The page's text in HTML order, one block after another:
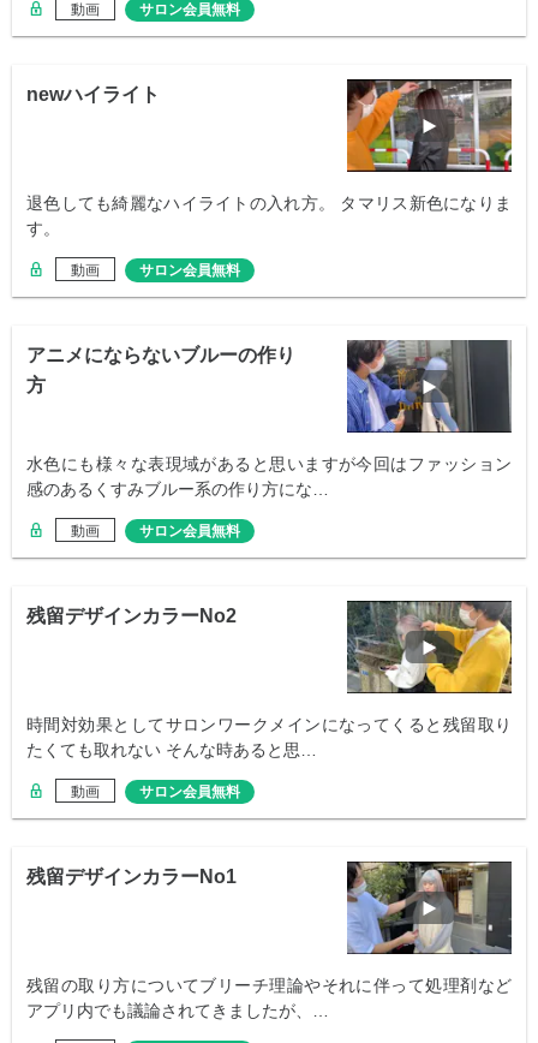
動画 サロン会員無料
newハイライト
退色しても綺麗なハイライトの入れ方。 タマリス新色になりま
す。
動画 サロン会員無料
アニメにならないブルーの作り
方
水色にも様々な表現域があると思いますが今回はファッション
感のあるくすみブルー系の作り方にな…
動画 サロン会員無料
残留デザインカラーNo2
時間対効果としてサロンワークメインになってくると残留取り
たくても取れない そんな時あると思…
動画 サロン会員無料
残留デザインカラーNo1
残留の取り方についてブリーチ理論やそれに伴って処理剤など
アプリ内でも議論されてきましたが、…